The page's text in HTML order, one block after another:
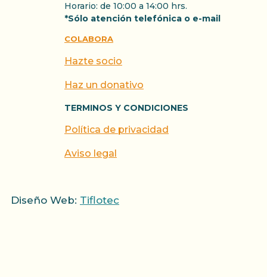
Horario: de 10:00 a 14:00 hrs.
*Sólo atención telefónica o e-mail
COLABORA
Hazte socio
Haz un donativo
TERMINOS Y CONDICIONES
Política de privacidad
Aviso legal
Diseño Web: Tiflotec